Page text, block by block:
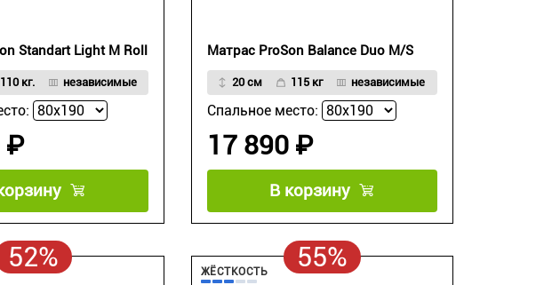
Standart Light M Roll
110 кг. независимые
₽
Матрас ProSon Balance Duo M/S
20 см 115 кг независимые
Спальное место:
17 890 ₽
В корзину
52% 55%
ЖЁСТКОСТЬ